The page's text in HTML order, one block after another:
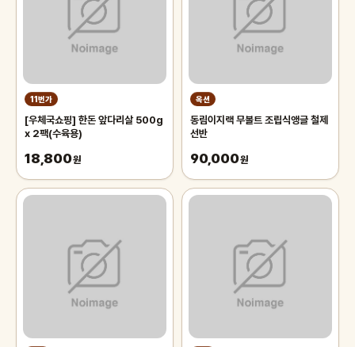
11번가
[우체국쇼핑] 한돈 앞다리살 500g
x 2팩(수육용)
18,800원
옥션
동림이지랙 무볼트 조립식앵글 철제
선반
90,000원